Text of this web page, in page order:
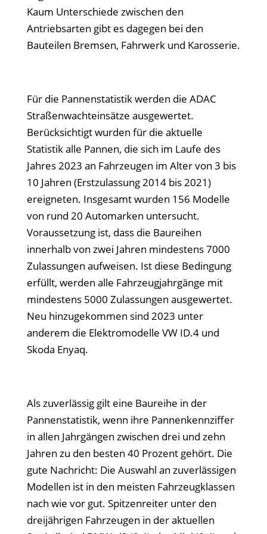
Kaum Unterschiede zwischen den
Antriebsarten gibt es dagegen bei den
Bauteilen Bremsen, Fahrwerk und Karosserie.
Für die Pannenstatistik werden die ADAC
Straßenwachteinsätze ausgewertet.
Berücksichtigt wurden für die aktuelle
Statistik alle Pannen, die sich im Laufe des
Jahres 2023 an Fahrzeugen im Alter von 3 bis
10 Jahren (Erstzulassung 2014 bis 2021)
ereigneten. Insgesamt wurden 156 Modelle
von rund 20 Automarken untersucht.
Voraussetzung ist, dass die Baureihen
innerhalb von zwei Jahren mindestens 7000
Zulassungen aufweisen. Ist diese Bedingung
erfüllt, werden alle Fahrzeugjahrgänge mit
mindestens 5000 Zulassungen ausgewertet.
Neu hinzugekommen sind 2023 unter
anderem die Elektromodelle VW ID.4 und
Skoda Enyaq.
Als zuverlässig gilt eine Baureihe in der
Pannenstatistik, wenn ihre Pannenkennziffer
in allen Jahrgängen zwischen drei und zehn
Jahren zu den besten 40 Prozent gehört. Die
gute Nachricht: Die Auswahl an zuverlässigen
Modellen ist in den meisten Fahrzeugklassen
nach wie vor gut. Spitzenreiter unter den
dreijährigen Fahrzeugen in der aktuellen